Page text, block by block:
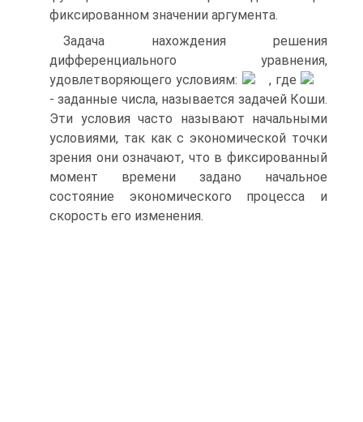
фиксированном значении аргумента.
Задача нахождения решения
дифференциального уравнения,
удовлетворяющего условиям:
, где
‑ заданные числа, называется задачей Коши.
Эти условия часто называют начальными
условиями, так как с экономической точки
зрения они означают, что в фиксированный
момент времени задано начальное
состояние экономического процесса и
скорость его изменения.